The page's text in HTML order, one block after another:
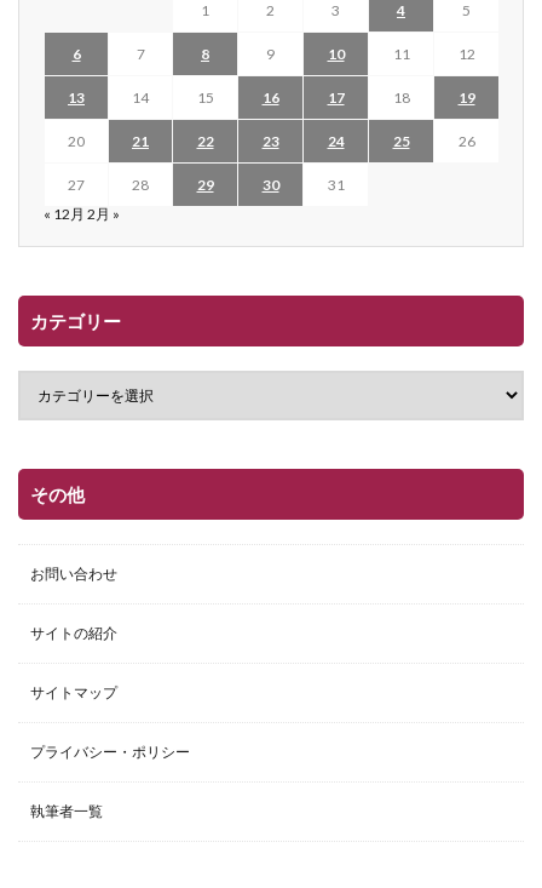
1 2 3 4 5
6 7 8 9 10 11 12
13 14 15 16 17 18 19
20 21 22 23 24 25 26
27 28 29 30
31
« 12月 2月 »
カテゴリー
その他
お問い合わせ
サイトの紹介
サイトマップ
プライバシー・ポリシー
執筆者一覧